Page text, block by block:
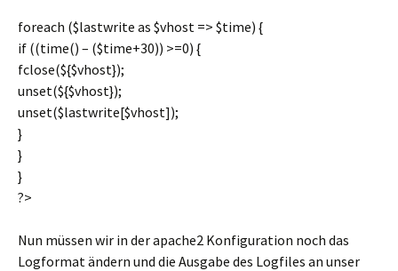
foreach ($lastwrite as $vhost => $time) {
if ((time() – ($time+30)) >=0) {
fclose(${$vhost});
unset(${$vhost});
unset($lastwrite[$vhost]);
}
}
}
?>
Nun müssen wir in der apache2 Konfiguration noch das
Logformat ändern und die Ausgabe des Logfiles an unser